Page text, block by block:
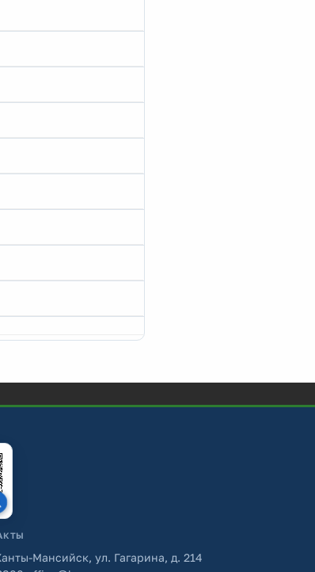
Мансийск, ул. Гагарина, д. 214